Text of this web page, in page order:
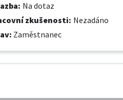
: Na dotaz
zkušenosti: Nezadáno
: Zaměstnanec